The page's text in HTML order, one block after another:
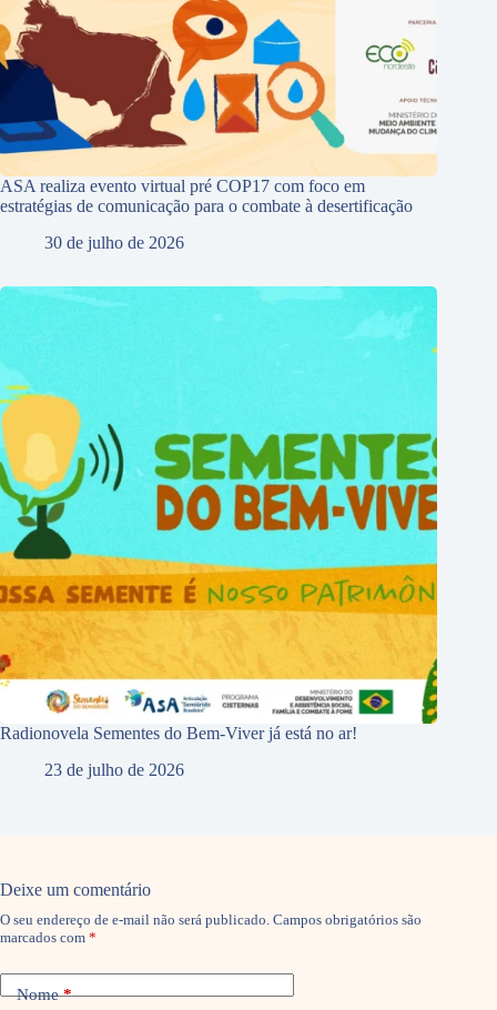
ASA realiza evento virtual pré COP17 com foco em
estratégias de comunicação para o combate à desertificação
30 de julho de 2026
Radionovela Sementes do Bem-Viver já está no ar!
23 de julho de 2026
Deixe um comentário
O seu endereço de e-mail não será publicado. Campos obrigatórios são
marcados com *
Nome*